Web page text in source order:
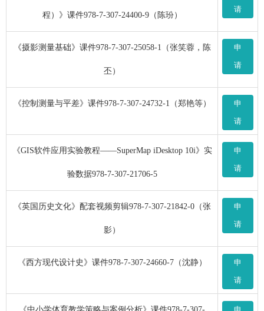
程）》课件978-7-307-24400-9（陈玢）
请
《摄影测量基础》课件978-7-307-25058-1（张笑蓉，陈
丕）
申
请
《控制测量与平差》课件978-7-307-24732-1（郑艳等）
申
请
《GIS软件应用实验教程——SuperMap iDesktop 10i》实
验数据978-7-307-21706-5
申
请
《英国历史文化》配套视频剪辑978-7-307-21842-0（张
影）
申
请
《西方现代设计史》课件978-7-307-24660-7（沈静）
申
请